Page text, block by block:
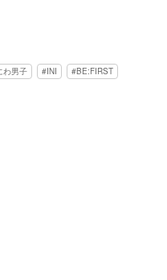
わ男子 INI
BE:FIRST